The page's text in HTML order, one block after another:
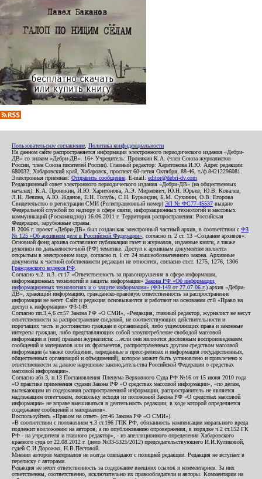
Пользовательское соглашение Политика конфиденциальности
На данном сайте распространяется информация электронного периодического издания «Дебри-
ДВ» со знаком «Дебри-ДВ». 16+ Учредитель: Пронякин К.А. (член Союза журналистов
России, член Союза писателей России). Главный редактор: Харитонова И.Ю. Адрес редакции:
680032, Хабаровский край, Хабаровск, проспект 60-летия Октября, 88-46, т./ф.84212296081.
Электронная приемная: Отправить сообщение . E-mail: editor@debri-dv.com
Редакционный совет электронного периодического издания «Дебри-ДВ» (на общественных
началах): К.А. Пронякин, И.Ю. Харитонова, А.Э. Мирмович, Ю.Н. Юрьев, Ю.В. Ковалев,
Л.Н. Левина, А.Ю. Жданов, Е.Н. Голубь, С.Н. Бурындин, Б.М. Сухинин, О.В. Егорова
Свидетельство о регистрации СМИ (Регистрационный номер) ЭЛ № ФС77-45537 выдано
Федеральной службой по надзору в сфере связи, информационных технологий и массовых
коммуникаций (Роскомнадзор) 16.06.2011 г. Территория распространения: Российская
Федерация, зарубежные страны.
В 2006 г. проект «Дебри-ДВ» был создан как электронный частный архив, в соответствии с ФЗ
№ 125 «Об архивном деле в Российской Федерации» , согласно п. 2 ст. 13 «Создание архивов».
Основной фонд архива составляют публикации газет и журналов, изданные книги, а также
рукописи по дальневосточной (РФ) тематике. Доступ к архивным документам является
открытым в электронном виде, согласно п. 1 ст. 24 вышеобозначенного закона. Архивные
документы к частной собственности редакции не относятся, согласно ст.ст. 1275, 1276, 1306
Гражданского кодекса РФ
Согласно ч.2. п.3. ст.17 «Ответственность за правонарушения в сфере информации,
информационных технологий и защиты информации» Закона РФ «Об информации,
информационных технологиях и о защите информации» (ФЗ-149 от 27.07.06 г.) архив «Дебри-
ДВ», хранящий информацию, гражданско-правовую ответственность за распространение
информации не несет. Сайт и редакция основываются и работают на основании ст.8 «Право на
доступ к информации» ФЗ-149.
Согласно пп.3,4,6 ст.57 Закона РФ «О СМИ», «Редакция, главный редактор, журналист не несут
ответственности за распространение сведений, не соответствующих действительности и
порочащих честь и достоинство граждан и организаций, либо ущемляющих права и законные
интересы граждан, либо представляющих собой злоупотребление свободой массовой
информации и (или) правами журналиста: ...если они являются дословным воспроизведением
сообщений и материалов или их фрагментов, распространенных другим средством массовой
информации (а также сообщения, переданные в пресс-релизах и информация государственных,
общественных организаций и объединений), которое может быть установлено и привлечено к
ответственности за данное нарушение законодательства Российской Федерации о средствах
массовой информации».
Согласно абз.3, п.13 Постановления Пленума Верховного Суда РФ №16 от 15 июня 2010 года
«О практике применения судами Закона РФ «О средствах массовой информации», «по делам,
вытекающим из содержания распространенной информации, распространитель не является
надлежащим ответчиком, поскольку исходя из положений Закона РФ «О средствах массовой
информации» не вправе вмешиваться в деятельность редакции, в ходе которой определяется
содержание сообщений и материалов».
Воспользуйтесь «Правом на ответ» (ст.46 Закона РФ «О СМИ»).
«В соответствии с положением ч.3 ст.196 ГПК РФ, обязанность компенсации морального вреда
подлежит возложению на авторов, а по опубликованию опровержения, в порядке ч.2 ст.152 ГК
РФ - на учредителя и главного редактор», - из апелляционного определения Хабаровского
краевого суда от 22.08.2012 г. (дело №33-5325/2012) председательствующего И.И.Куликовой,
судей С.И.Дорожко, Н.В.Пестовой.
Мнения авторов материалов не всегда совпадают с позицией редакции. Редакция не вступает в
переписку с авторами.
Редакция не несет ответственность за содержание внешних ссылок и комментариев. За них
ответственны, соответственно, исключительно их правообладатели и авторы. Комментарии на